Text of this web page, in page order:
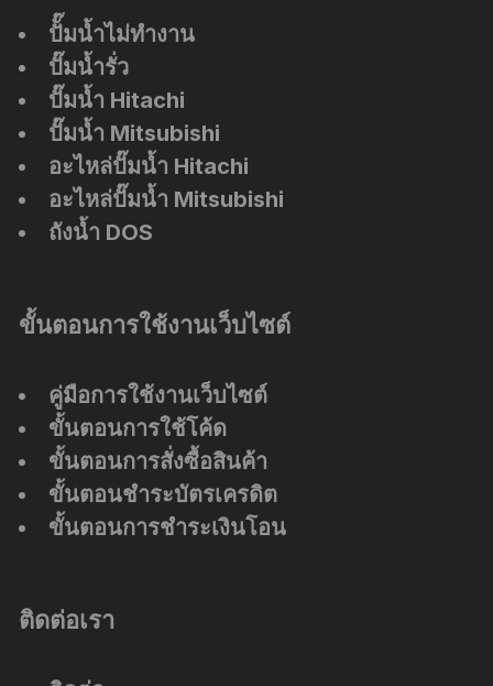
ปัั๊มน้ำไม่ทำงาน
ปั๊มน้ำรั่ว
ปั๊มน้ำ Hitachi
ปั๊มน้ำ Mitsubishi
อะไหล่ปั๊มน้ำ Hitachi
อะไหล่ปั๊มน้ำ Mitsubishi
ถังน้ำ DOS
ขั้นตอนการใช้งานเว็บไซต์
คู่มือการใช้งานเว็บไซต์
ขั้นตอนการใช้โค้ด
ขั้นตอนการสั่งซื้อสินค้า
ขั้นตอนชำระบัตรเครดิต
ขั้นตอนการชำระเงินโอน
ติดต่อเรา